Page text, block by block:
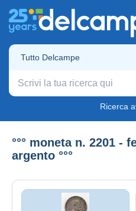
Tutto Delcampe
Ricerca
°°° moneta n. 2201 -
argento °°°